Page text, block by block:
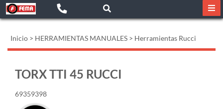
Inicio > HERRAMIENTAS MANUALES > Herramientas Rucci
TORX TTI 45 RUCCI
69359398